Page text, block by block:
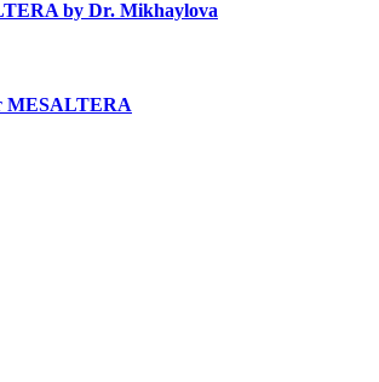
by Dr. Mikhaylova
MESALTERA